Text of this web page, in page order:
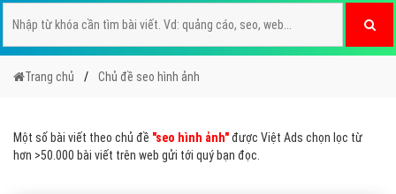
Trang chủ Chủ đề seo hình ảnh
Một số bài viết theo chủ đề "seo hình ảnh"được Việt Ads chọn lọc từ
hơn >50.000 bài viết trên web gửi tới quý bạn đọc.